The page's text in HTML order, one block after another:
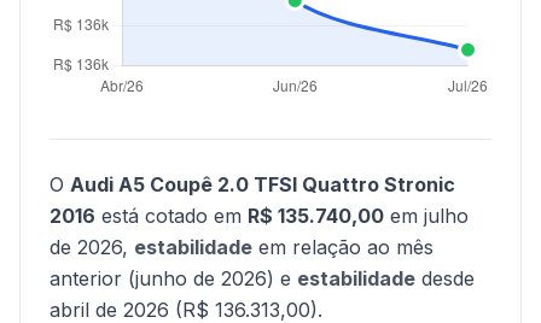
O Audi A5 Coupê 2.0 TFSI Quattro Stronic
2016 está cotado em R$ 135.740,00 em julho
de 2026, estabilidade em relação ao mês
anterior (junho de 2026) e estabilidade desde
abril de 2026 (R$ 136.313,00).